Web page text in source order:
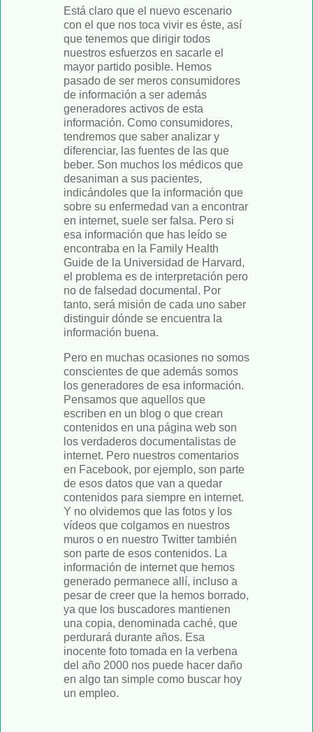
Está claro que el nuevo escenario
con el que nos toca vivir es éste, así
que tenemos que dirigir todos
nuestros esfuerzos en sacarle el
mayor partido posible. Hemos
pasado de ser meros consumidores
de información a ser además
generadores activos de esta
información. Como consumidores,
tendremos que saber analizar y
diferenciar, las fuentes de las que
beber. Son muchos los médicos que
desaniman a sus pacientes,
indicándoles que la información que
sobre su enfermedad van a encontrar
en internet, suele ser falsa. Pero si
esa información que has leído se
encontraba en la Family Health
Guide de la Universidad de Harvard,
el problema es de interpretación pero
no de falsedad documental. Por
tanto, será misión de cada uno saber
distinguir dónde se encuentra la
información buena.
Pero en muchas ocasiones no somos
conscientes de que además somos
los generadores de esa información.
Pensamos que aquellos que
escriben en un blog o que crean
contenidos en una página web son
los verdaderos documentalistas de
internet. Pero nuestros comentarios
en Facebook, por ejemplo, son parte
de esos datos que van a quedar
contenidos para siempre en internet.
Y no olvidemos que las fotos y los
vídeos que colgamos en nuestros
muros o en nuestro Twitter también
son parte de esos contenidos. La
información de internet que hemos
generado permanece allí, incluso a
pesar de creer que la hemos borrado,
ya que los buscadores mantienen
una copia, denominada caché, que
perdurará durante años. Esa
inocente foto tomada en la verbena
del año 2000 nos puede hacer daño
en algo tan simple como buscar hoy
un empleo.